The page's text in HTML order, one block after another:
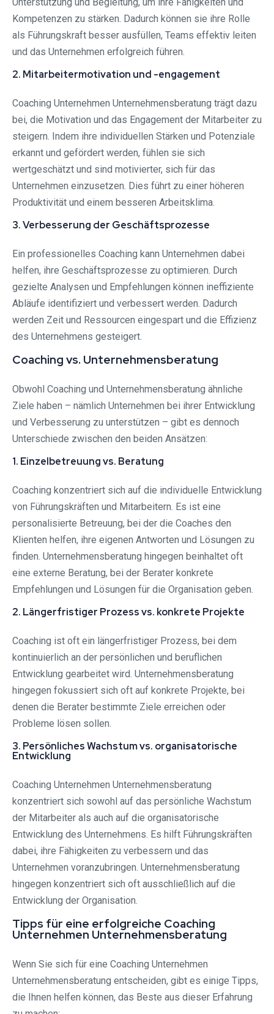
Kompetenzen zu stärken. Dadurch können sie ihre Rolle
als Führungskraft besser ausfüllen, Teams effektiv leiten
und das Unternehmen erfolgreich führen.
2. Mitarbeitermotivation und -engagement
Coaching Unternehmen Unternehmensberatung trägt dazu
bei, die Motivation und das Engagement der Mitarbeiter zu
steigern. Indem ihre individuellen Stärken und Potenziale
erkannt und gefördert werden, fühlen sie sich
wertgeschätzt und sind motivierter, sich für das
Unternehmen einzusetzen. Dies führt zu einer höheren
Produktivität und einem besseren Arbeitsklima.
3. Verbesserung der Geschäftsprozesse
Ein professionelles Coaching kann Unternehmen dabei
helfen, ihre Geschäftsprozesse zu optimieren. Durch
gezielte Analysen und Empfehlungen können ineffiziente
Abläufe identifiziert und verbessert werden. Dadurch
werden Zeit und Ressourcen eingespart und die Effizienz
des Unternehmens gesteigert.
Coaching vs. Unternehmensberatung
Obwohl Coaching und Unternehmensberatung ähnliche
Ziele haben – nämlich Unternehmen bei ihrer Entwicklung
und Verbesserung zu unterstützen – gibt es dennoch
Unterschiede zwischen den beiden Ansätzen:
1. Einzelbetreuung vs. Beratung
Coaching konzentriert sich auf die individuelle Entwicklung
von Führungskräften und Mitarbeitern. Es ist eine
personalisierte Betreuung, bei der die Coaches den
Klienten helfen, ihre eigenen Antworten und Lösungen zu
finden. Unternehmensberatung hingegen beinhaltet oft
eine externe Beratung, bei der Berater konkrete
Empfehlungen und Lösungen für die Organisation geben.
2. Längerfristiger Prozess vs. konkrete Projekte
Coaching ist oft ein längerfristiger Prozess, bei dem
kontinuierlich an der persönlichen und beruflichen
Entwicklung gearbeitet wird. Unternehmensberatung
hingegen fokussiert sich oft auf konkrete Projekte, bei
denen die Berater bestimmte Ziele erreichen oder
Probleme lösen sollen.
3. Persönliches Wachstum vs. organisatorische
Entwicklung
Coaching Unternehmen Unternehmensberatung
konzentriert sich sowohl auf das persönliche Wachstum
der Mitarbeiter als auch auf die organisatorische
Entwicklung des Unternehmens. Es hilft Führungskräften
dabei, ihre Fähigkeiten zu verbessern und das
Unternehmen voranzubringen. Unternehmensberatung
hingegen konzentriert sich oft ausschließlich auf die
Entwicklung der Organisation.
Tipps für eine erfolgreiche Coaching
Unternehmen Unternehmensberatung
Wenn Sie sich für eine Coaching Unternehmen
Unternehmensberatung entscheiden, gibt es einige Tipps,
die Ihnen helfen können, das Beste aus dieser Erfahrung